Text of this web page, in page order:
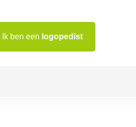
Ik ben een logopedist